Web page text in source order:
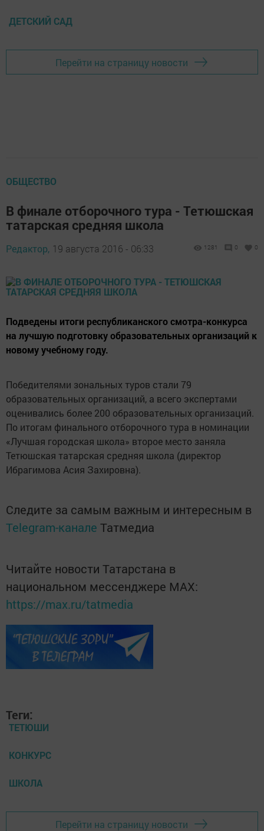
ДЕТСКИЙ САД
Перейти на страницу новости
ОБЩЕСТВО
В финале отборочного тура - Тетюшская
татарская средняя школа
Редактор, 19 августа 2016 - 06:33 1281 0 0
Подведены итоги респуб­ликанского смотра-конкурса
на лучшую подготовку образовательных организаций к
новому учебному году.
Победителями зональных туров стали 79
образовательных организаций, а всего экспертами
оценивались более 200 образовательных организаций.
По итогам финального отборочного тура в номинации
«Лучшая городская школа» второе место заняла
Тетюшская татарская средняя школа (директор
Ибрагимова Асия Захировна).
Следите за самым важным и интересным в
Telegram-канале Татмедиа
Читайте новости Татарстана в
национальном мессенджере MАХ:
https://max.ru/tatmedia
Теги:
ТЕТЮШИ
КОНКУРС
ШКОЛА
Перейти на страницу новости